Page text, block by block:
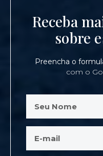
Receba
sobre
Preencha o
com o